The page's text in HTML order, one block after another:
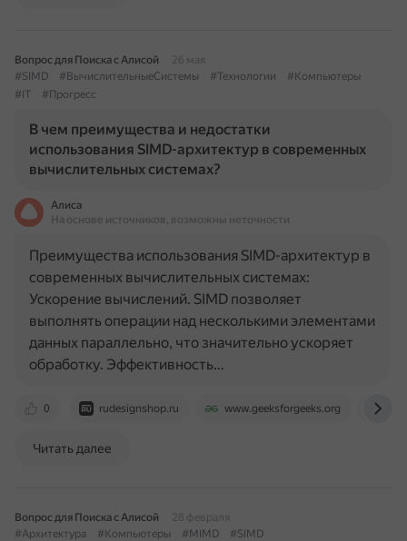
Вопрос для Поиска с Алисой
26 мая
#SIMD
#ВычислительныеСистемы #Технологии
#Компьютеры
#IT
#Прогресс
В чем преимущества и недостатки
использования SIMD-архитектур в современных
вычислительных системах?
Алиса
На основе источников, возможны неточности
0 rudesignshop.ru www.geeksforgeeks.org
Преимущества использования SIMD-архитектур в
современных вычислительных системах:
Ускорение вычислений. SIMD позволяет
выполнять операции над несколькими элементами
данных параллельно, что значительно ускоряет
обработку. Эффективность…
Читать далее
Вопрос для Поиска с Алисой
28 февраля
#Архитектура
#Компьютеры #MIMD #SIMD